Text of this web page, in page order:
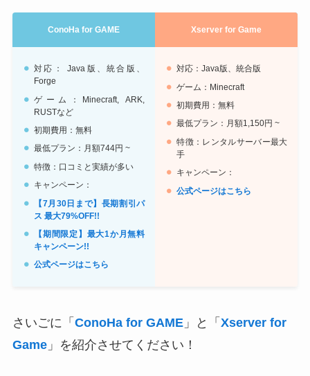
ConoHa for GAME Xserver for Game
対応： Java版、統合版、
Forge
ゲーム：Minecraft, ARK,
RUSTなど
初期費用：無料
最低プラン：月額744円 ~
特徴：口コミと実績が多い
キャンペーン：
【7月30日まで】長期割引パ
ス 最大79%OFF!!
【期間限定】最大1か月無料
キャンペーン!!
公式ページはこちら
対応：Java版、統合版
ゲーム：Minecraft
初期費用：無料
最低プラン：月額1,150円 ~
特徴：レンタルサーバー最大
手
キャンペーン：
公式ページはこちら
さいごに「 ConoHa for GAME」と「 Xserver for
Game」を紹介させてください！